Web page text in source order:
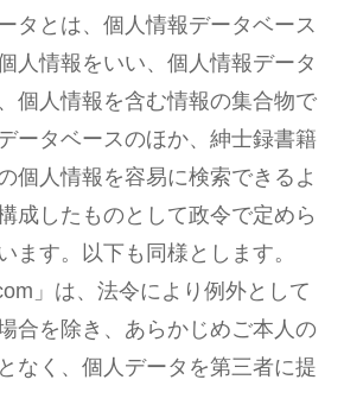
タとは、個人情報データベース
人情報をいい、個人情報データ
個人情報を含む情報の集合物で
ータベースのほか、紳士録書籍
個人情報を容易に検索できるよ
成したものとして政令で定めら
ます。以下も同様とします。
」は、法令により例外として
合を除き、あらかじめご本人の
なく、個人データを第三者に提